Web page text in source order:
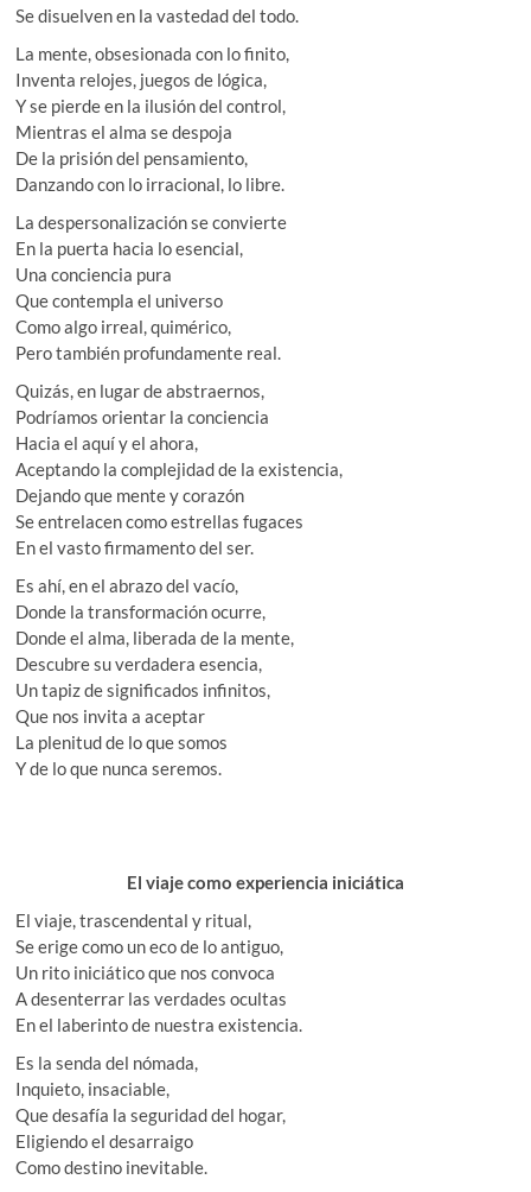
Se disuelven en la vastedad del todo.
La mente, obsesionada con lo finito,
Inventa relojes, juegos de lógica,
Y se pierde en la ilusión del control,
Mientras el alma se despoja
De la prisión del pensamiento,
Danzando con lo irracional, lo libre.
La despersonalización se convierte
En la puerta hacia lo esencial,
Una conciencia pura
Que contempla el universo
Como algo irreal, quimérico,
Pero también profundamente real.
Quizás, en lugar de abstraernos,
Podríamos orientar la conciencia
Hacia el aquí y el ahora,
Aceptando la complejidad de la existencia,
Dejando que mente y corazón
Se entrelacen como estrellas fugaces
En el vasto firmamento del ser.
Es ahí, en el abrazo del vacío,
Donde la transformación ocurre,
Donde el alma, liberada de la mente,
Descubre su verdadera esencia,
Un tapiz de significados infinitos,
Que nos invita a aceptar
La plenitud de lo que somos
Y de lo que nunca seremos.
El viaje como experiencia iniciática
El viaje, trascendental y ritual,
Se erige como un eco de lo antiguo,
Un rito iniciático que nos convoca
A desenterrar las verdades ocultas
En el laberinto de nuestra existencia.
Es la senda del nómada,
Inquieto, insaciable,
Que desafía la seguridad del hogar,
Eligiendo el desarraigo
Como destino inevitable.